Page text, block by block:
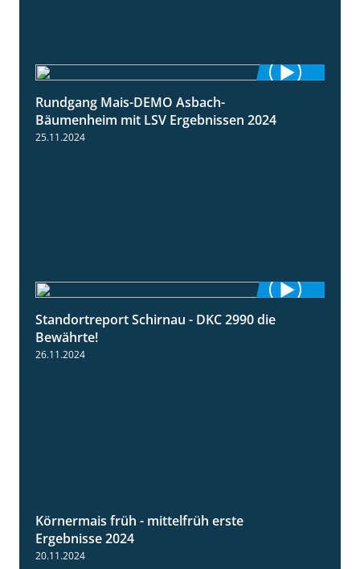
Rundgang Mais-DEMO Asbach-
Bäumenheim mit LSV Ergebnissen 2024
25.11.2024
2:14
Standortreport Schirnau - DKC 2990 die
Bewährte!
26.11.2024
Körnermais früh - mittelfrüh erste
Ergebnisse 2024
20.11.2024